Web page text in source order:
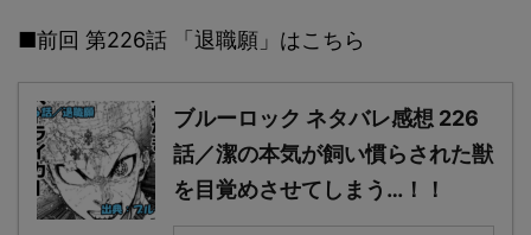
■前回 第226話 「退職願」はこちら
ブルーロック ネタバレ感想 226
話／潔の本気が飼い慣らされた獣
を目覚めさせてしまう…！！